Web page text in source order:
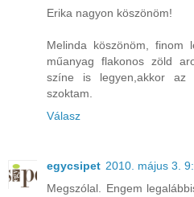
Erika nagyon köszönöm!
Melinda köszönöm,
műanyag flakonos zöld
színe is legyen,akkor az
szoktam.
Válasz
egycsipet 2010. május 3.
Megszólal. Engem